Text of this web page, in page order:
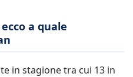
a quale
in stagione tra cui 13 in